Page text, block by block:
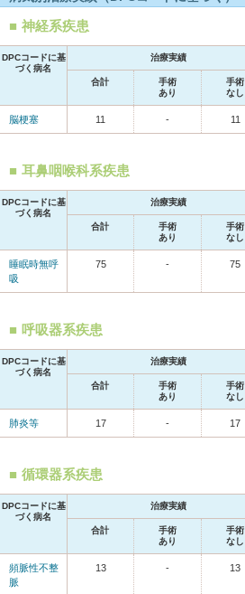
神経系疾患
DPCコードに基
づく病名
治療実績
合計
手術
あり
手術
なし
脳梗塞 11 - 11
耳鼻咽喉科系疾患
DPCコードに基
づく病名
治療実績
合計
手術
あり
手術
なし
睡眠時無呼
吸
75 - 75
呼吸器系疾患
DPCコードに基
づく病名
治療実績
合計
手術
あり
手術
なし
肺炎等 17 - 17
循環器系疾患
DPCコードに基
づく病名
治療実績
合計
手術
あり
手術
なし
頻脈性不整
脈
13 - 13